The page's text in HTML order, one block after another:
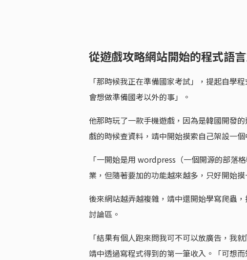
從遊戲攻略網站開始的程式語
「那時候我正在準備國家考試」，提起自學
會想做準備國考以外的事」。
他那時玩了一款手機遊戲，因為是韓國開發
戲的時候查資料，靖中開始摸索自己架設一個
「一開始是用 wordpress（一個開源的部落
業，但隨著要加的功能越來越多，只好開始
後來網站越弄越複雜，靖中還開始學寫爬蟲
討論區。
「結果有個人跑來問我可不可以放廣告，我
靖中透過寫程式得到的第一筆收入。「可想